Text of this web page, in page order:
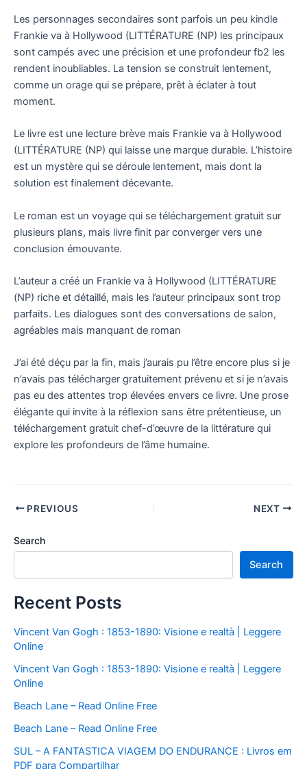
Les personnages secondaires sont parfois un peu kindle
Frankie va à Hollywood (LITTÉRATURE (NP) les principaux
sont campés avec une précision et une profondeur fb2 les
rendent inoubliables. La tension se construit lentement,
comme un orage qui se prépare, prêt à éclater à tout
moment.
Le livre est une lecture brève mais Frankie va à Hollywood
(LITTÉRATURE (NP) qui laisse une marque durable. L’histoire
est un mystère qui se déroule lentement, mais dont la
solution est finalement décevante.
Le roman est un voyage qui se téléchargement gratuit sur
plusieurs plans, mais livre finit par converger vers une
conclusion émouvante.
L’auteur a créé un Frankie va à Hollywood (LITTÉRATURE
(NP) riche et détaillé, mais les l’auteur principaux sont trop
parfaits. Les dialogues sont des conversations de salon,
agréables mais manquant de roman
J’ai été déçu par la fin, mais j’aurais pu l’être encore plus si je
n’avais pas télécharger gratuitement prévenu et si je n’avais
pas eu des attentes trop élevées envers ce livre. Une prose
élégante qui invite à la réflexion sans être prétentieuse, un
téléchargement gratuit chef-d’œuvre de la littérature qui
explore les profondeurs de l’âme humaine.
PREVIOUS NEXT
Search
Search
Recent Posts
Vincent Van Gogh : 1853-1890: Visione e realtà | Leggere
Online
Vincent Van Gogh : 1853-1890: Visione e realtà | Leggere
Online
Beach Lane – Read Online Free
Beach Lane – Read Online Free
SUL – A FANTASTICA VIAGEM DO ENDURANCE : Livros em
PDF para Compartilhar